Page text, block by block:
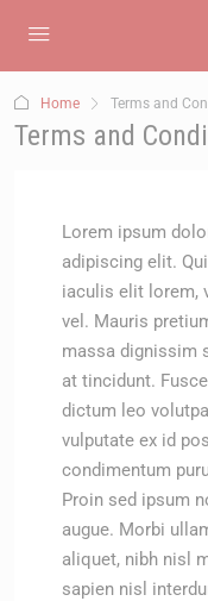
Home Terms and
Terms and
Lorem ipsum
adipiscing elit.
iaculis elit lorem,
vel. Mauris
massa dignissim
at tincidunt.
dictum leo
vulputate ex id
condimentum
Proin sed ipsum
augue. Morbi
aliquet, nibh nisl
sapien nisl